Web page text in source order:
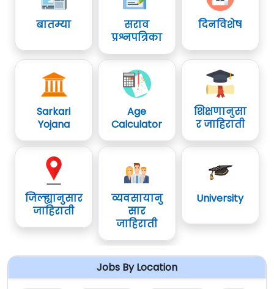
बातम्या
सराव
प्रश्नपत्रिका
दिनविशेष
Sarkari
Yojana
Age
Calculator
शिक्षणानुसा
र जाहिराती
जिल्ह्यानुसार
जाहिराती
व्यवसायानु
सार
जाहिराती
University
Jobs By Location